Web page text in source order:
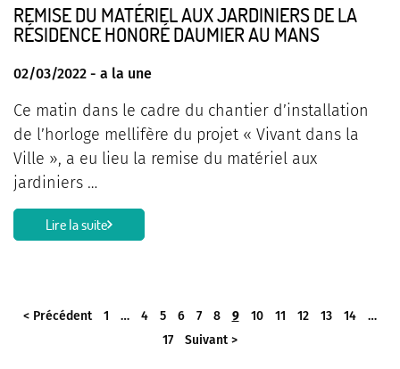
REMISE DU MATÉRIEL AUX JARDINIERS DE LA
RÉSIDENCE HONORÉ DAUMIER AU MANS
02/03/2022 - a la une
Ce matin dans le cadre du chantier d’installation
de l’horloge mellifère du projet « Vivant dans la
Ville », a eu lieu la remise du matériel aux
jardiniers …
Lire la suite
< Précédent 1 … 4 5 6 7 8 9 10 11 12 13 14
…
17
Suivant >